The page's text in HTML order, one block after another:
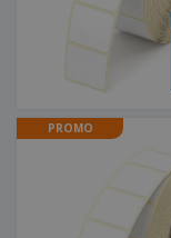
PROMO